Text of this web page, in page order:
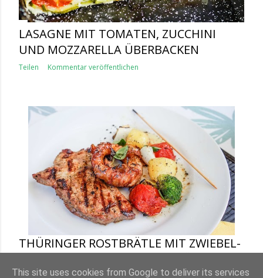
LASAGNE MIT TOMATEN, ZUCCHINI
UND MOZZARELLA ÜBERBACKEN
Teilen Kommentar veröffentlichen
THÜRINGER ROSTBRÄTLE MIT ZWIEBEL-
SPIESSE VOM GRILL
This site uses cookies from Google to deliver its services